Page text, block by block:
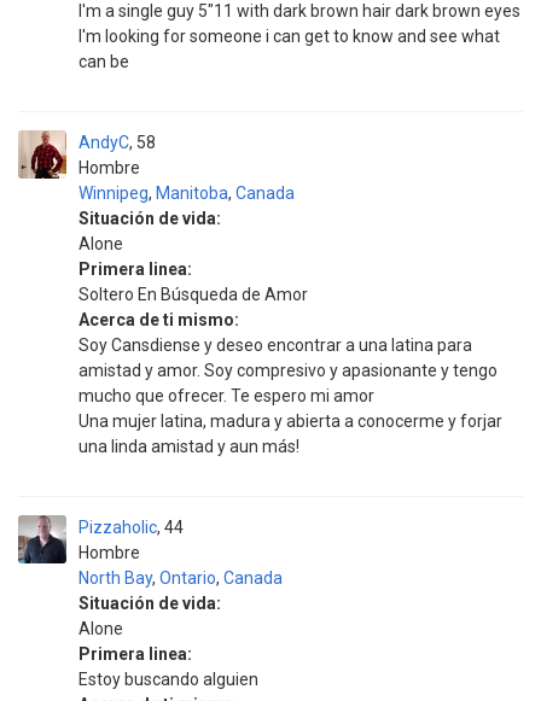
I'm a single guy 5"11 with dark brown hair dark brown eyes
I'm looking for someone i can get to know and see what
can be
AndyC
Hombre
58
Winnipeg, Manitoba, Canada
Situación de vida:
Alone
Primera linea:
Soltero En Búsqueda de Amor
Acerca de ti mismo:
Soy Cansdiense y deseo encontrar a una latina para
amistad y amor. Soy compresivo y apasionante y tengo
mucho que ofrecer. Te espero mi amor
Una mujer latina, madura y abierta a conocerme y forjar
una linda amistad y aun más!
Pizzaholic
Hombre
44
North Bay, Ontario, Canada
Situación de vida:
Alone
Primera linea:
Estoy buscando alguien